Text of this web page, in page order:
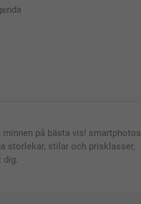
minnen på bästa vis! smartphotos
storlekar, stilar och prisklasser,
dig.